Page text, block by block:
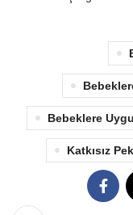
Bebeklere
Katkısız